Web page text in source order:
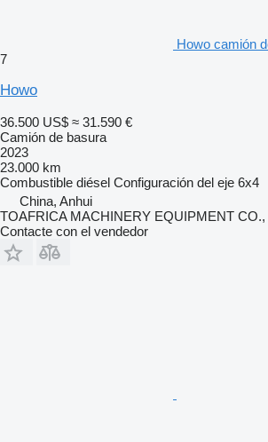
Howo camión
7
Howo
36.500 US$ ≈ 31.590 €
Camión de basura
2023
23.000 km
Combustible diésel Configuración del eje 6x4
China, Anhui
TOAFRICA MACHINERY EQUIPMENT CO.,
Contacte con el vendedor